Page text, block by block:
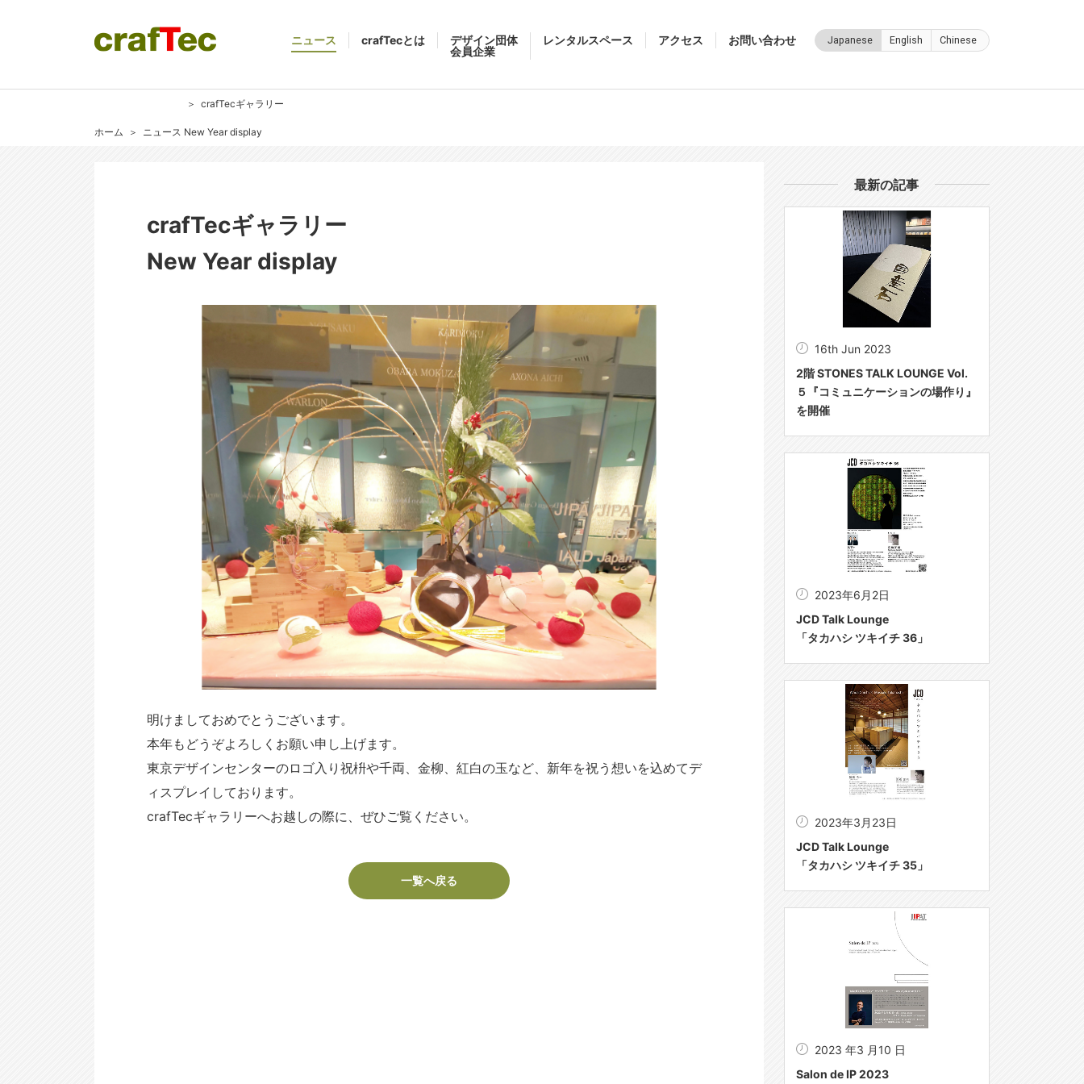
Japanese English Chinese
ニュース crafTecとは
デザイン団体
会員企業
レンタルスペース アクセス お問い合わせ
ホーム ニュース
crafTecギャラリー
New Year display
crafTecギャラリー
New Year display
明けましておめでとうございます。
本年もどうぞよろしくお願い申し上げます。
東京デザインセンターのロゴ入り祝枡や千両、金柳、紅白の玉など、新年を祝う想いを込めてデ
ィスプレイしております。
crafTecギャラリーへお越しの際に、ぜひご覧ください。
一覧へ戻る
最新の記事
16th Jun 2023
2階 STONES TALK LOUNGE Vol.
５『コミュニケーションの場作り』
を開催
2023年6月2日
JCD Talk Lounge
「タカハシ ツキイチ 36」
2023年3月23日
JCD Talk Lounge
「タカハシ ツキイチ 35」
2023 年3 月10 日
Salon de IP 2023